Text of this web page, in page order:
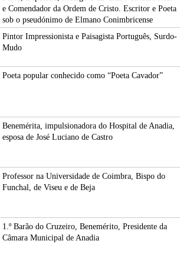
e Comendador da Ordem de Cristo. Escritor e Poeta
sob o pseudónimo de Elmano Conimbricense
Pintor Impressionista e Paisagista Português, Surdo-
Mudo
Poeta popular conhecido como “Poeta Cavador”
Benemérita, impulsionadora do Hospital de Anadia,
esposa de José Luciano de Castro
Professor na Universidade de Coimbra, Bispo do
Funchal, de Viseu e de Beja
1.º Barão do Cruzeiro, Benemérito, Presidente da
Câmara Municipal de Anadia